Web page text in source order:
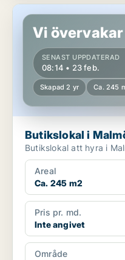
Butikslokal i Malmö
Vi
SENAST UPPDATERAD
08:14 • 23 feb.
Skapad 2 yr Ca. 245
Butikslokal i
Butikslokal att hyra i
Areal
Ca. 245 m2
Pris pr. md.
Inte angivet
Område